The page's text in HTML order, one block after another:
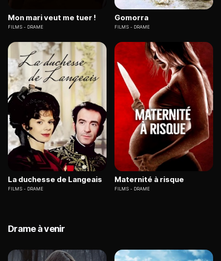
Mon mari veut me tuer !
FILMS DRAME
Gomorra
FILMS DRAME
La duchesse de Langeais
FILMS DRAME
Maternité à risque
FILMS DRAME
Drame à venir